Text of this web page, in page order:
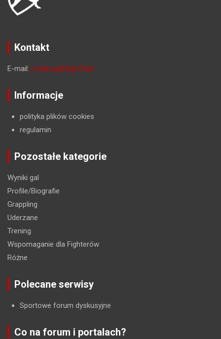
Kontakt
E-mail: redakcja@fight24.pl
Informacje
polityka plików cookies
regulamin
Pozostałe kategorie
Wyniki gal
Profile/Biografie
Grappling
Uderzane
Trening
Wspomaganie dla Fighterów
Różne
Polecane serwisy
Sportowe forum dyskusyjne
Co na forum i portalach?